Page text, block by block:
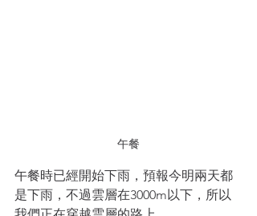
午餐
午餐時已經開始下雨，預報今明兩天都
是下雨，不過雲層在3000m以下，所以